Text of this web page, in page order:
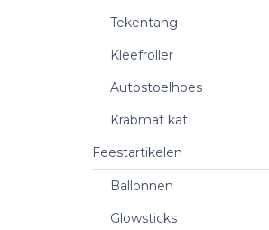
Tekentang
Kleefroller
Autostoelhoes
Krabmat kat
Feestartikelen
Ballonnen
Glowsticks